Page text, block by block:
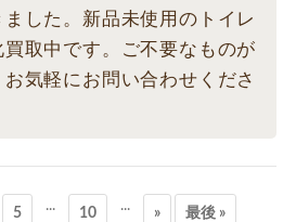
した。新品未使用のトイレ
取中です。ご不要なものが
気軽にお問い合わせくださ
5 ... 10 ... » 最後 »